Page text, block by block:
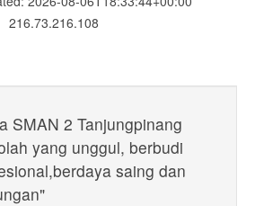
216.73.216.108
SMAN 2 Tanjungpinang
yang unggul, berbudi
saing dan